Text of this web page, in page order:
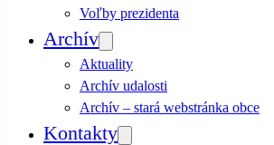
Voľby prezidenta
Archív
Aktuality
Archív udalosti
Archív – stará webstránka obce
Kontakty